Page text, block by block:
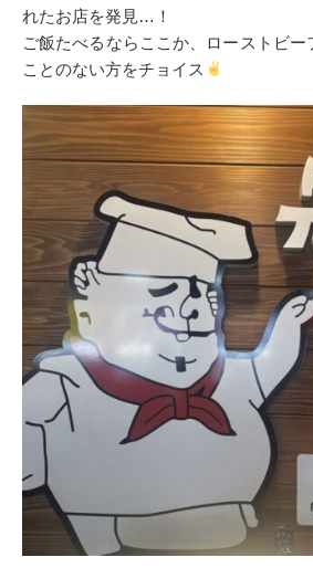
れたお店を発見…！
ご飯たべるならここか、ローストビー
ことのない方をチョイス